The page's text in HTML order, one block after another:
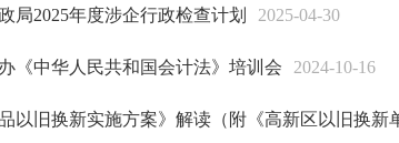
局2025年度涉企行政检查计划 2025-04-30
《中华人民共和国会计法》培训会 2024-10-16
以旧换新实施方案》解读（附《高新区以旧换新